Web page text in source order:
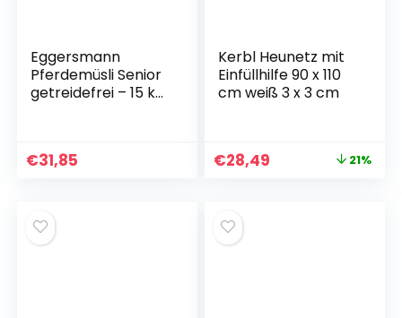
Eggersmann
Pferdemüsli Senior
getreidefrei – 15 kg
erhöhtem
für metabolische
Pferde
€31,85
Kerbl Heunetz mit
Einfüllhilfe 90 x 110
cm weiß 3 x 3 cm
€28,49 21%